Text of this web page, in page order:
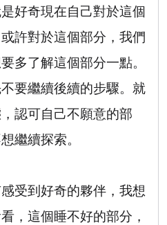
好奇現在自己對於這個
許對於這個部分，我們
多了解這個部分一點。
要繼續後續的步驟。就
認可自己不願意的部
繼續探索。
受到好奇的夥伴，我想
，這個睡不好的部分，